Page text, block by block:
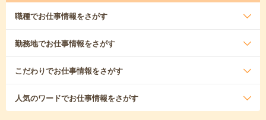
職種でお仕事情報をさがす
勤務地でお仕事情報をさがす
こだわりでお仕事情報をさがす
人気のワードでお仕事情報をさがす